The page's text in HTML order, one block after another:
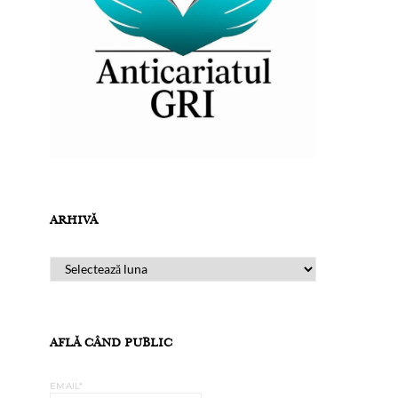
ARHIVĂ
ARHIVĂ
AFLĂ CÂND PUBLIC
EMAIL*